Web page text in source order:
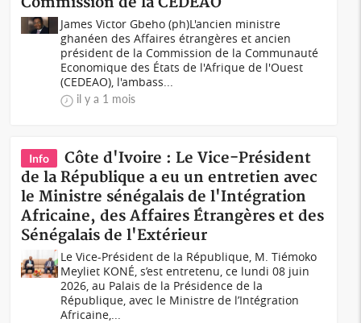
James Victor Gbeho (ph)L'ancien ministre
ghanéen des Affaires étrangères et ancien
président de la Commission de la Communauté
Economique des États de l'Afrique de l'Ouest
(CEDEAO), l'ambass...
il y a 1 mois
Info
Côte d'Ivoire : Le Vice-Président
de la République a eu un entretien avec
le Ministre sénégalais de l'Intégration
Africaine, des Affaires Étrangères et des
Sénégalais de l'Extérieur
Le Vice-Président de la République, M. Tiémoko
Meyliet KONÉ, s’est entretenu, ce lundi 08 juin
2026, au Palais de la Présidence de la
République, avec le Ministre de l’Intégration
Africaine,...